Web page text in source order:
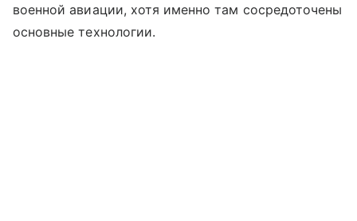
военной авиации, хотя именно там сосредоточены
основные технологии.